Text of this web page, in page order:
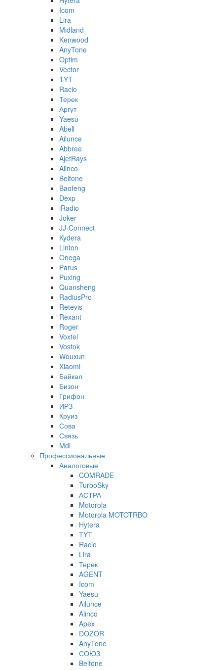
Icom
Lira
Midland
Kenwood
AnyTone
Optim
Vector
TYT
Racio
Терек
Аргут
Yaesu
Abell
Ailunce
Abbree
AjetRays
Alinco
Belfone
Baofeng
Dexp
iRadio
Joker
JJ-Connect
Kydera
Linton
Onega
Parus
Puxing
Quansheng
RadiusPro
Retevis
Rexant
Roger
Voxtel
Vostok
Wouxun
Xiaomi
Байкал
Бизон
Грифон
ИРЗ
Круиз
Сова
Связь
Mdi
Профессиональные
Аналоговые
COMRADE
TurboSky
АСТРА
Motorola
Motorola MOTOTRBO
Hytera
TYT
Racio
Lira
Терек
AGENT
Icom
Yaesu
Ailunce
Alinco
Apex
DOZOR
AnyTone
СОЮЗ
Belfone